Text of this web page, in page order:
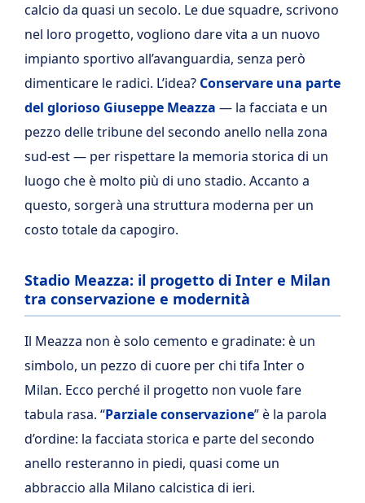
calcio da quasi un secolo. Le due squadre, scrivono
nel loro progetto, vogliono dare vita a un nuovo
impianto sportivo all’avanguardia, senza però
dimenticare le radici. L’idea? Conservare una parte
del glorioso Giuseppe Meazza — la facciata e un
pezzo delle tribune del secondo anello nella zona
sud-est — per rispettare la memoria storica di un
luogo che è molto più di uno stadio. Accanto a
questo, sorgerà una struttura moderna per un
costo totale da capogiro.
Stadio Meazza: il progetto di Inter e Milan
tra conservazione e modernità
Il Meazza non è solo cemento e gradinate: è un
simbolo, un pezzo di cuore per chi tifa Inter o
Milan. Ecco perché il progetto non vuole fare
tabula rasa. “Parziale conservazione” è la parola
d’ordine: la facciata storica e parte del secondo
anello resteranno in piedi, quasi come un
abbraccio alla Milano calcistica di ieri.